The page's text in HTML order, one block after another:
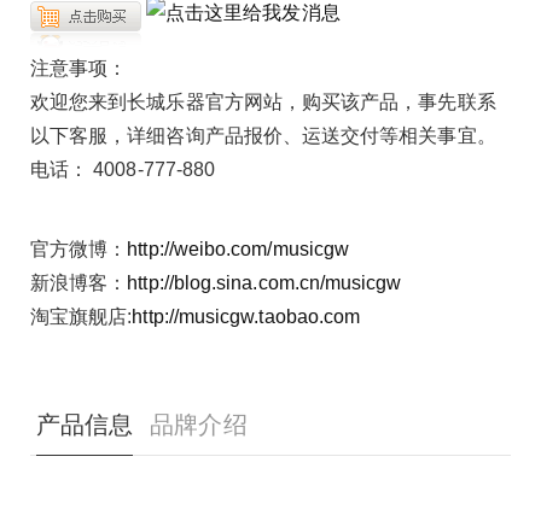
注意事项：
欢迎您来到长城乐器官方网站，购买该产品，事先联系
以下客服，详细咨询产品报价、运送交付等相关事宜。
电话： 4008-777-880
官方微博： http://weibo.com/musicgw
新浪博客： http://blog.sina.com.cn/musicgw
淘宝旗舰店:http://musicgw.taobao.com
产品信息 品牌介绍